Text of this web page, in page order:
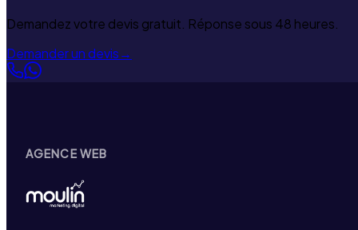
Demandez votre devis gratuit. Réponse sous 48 heures.
Demander un devis→
AGENCE WEB